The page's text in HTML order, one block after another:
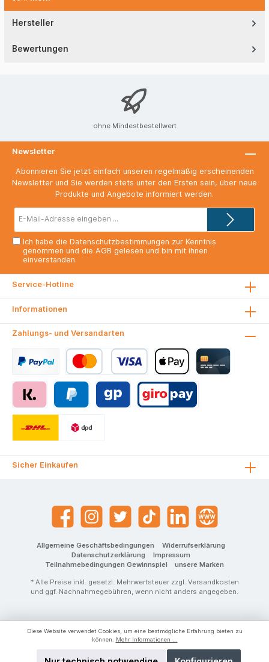
Hersteller
Bewertungen
ohne Mindestbestellwert
Newsletter
Abonnieren Sie jetzt einfach unseren regelmäßig erscheinenden
Newsletter und Sie werden stets unter den Ersten sein, über neue
Produkte und Angebote informiert werden.
Mail-
Ich habe die Datenschutzbestimmungen zur Kenntnis
genommen und die AGB gelesen und bin mit ihnen
einverstanden.
Service-Hotline
Informationen
Zahlungs- und Versandarten
Sicher Einkaufen
Allgemeine Geschäftsbedingungen
Widerrufserklärung
Datenschutzerklärung
Impressum
Teilnahmebedingungen Gewinnspiel
unsere Marken
* Alle Preise inkl. gesetzl. Mehrwertsteuer zzgl. Versandkosten
und ggf. Nachnahmegebühren, wenn nicht anders angegeben.
Diese Website verwendet Cookies, um eine bestmögliche Erfahrung bieten zu
können.
Mehr Informationen ...